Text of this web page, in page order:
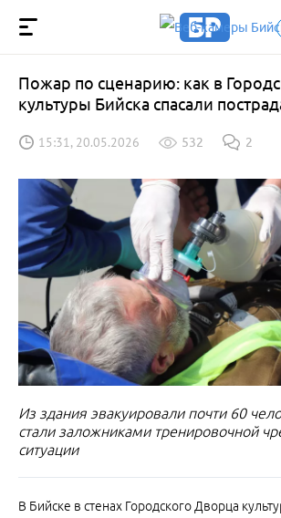
Пожар по сценарию: как в
культуры Бийска спасали
15:31, 20.05.2026 532 2
Из здания эвакуировали почти 60
стали заложниками тренировочной
ситуации
В Бийске в стенах Городского Дворца